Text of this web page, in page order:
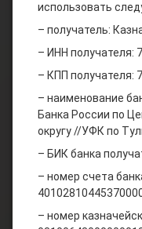
использовать
– получатель:
– ИНН получателя:
– КПП получателя:
– наименование
Банка России по
округу //УФК по
– БИК банка
– номер счета
– номер